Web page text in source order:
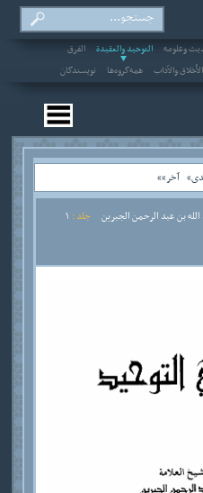
وعلومه التوحيد والعقيدة
الفرق
والآداب همه‌گروه‌ها
نویسندگان
آخر»»
بن عبد الرحمن الجبرين جلد :